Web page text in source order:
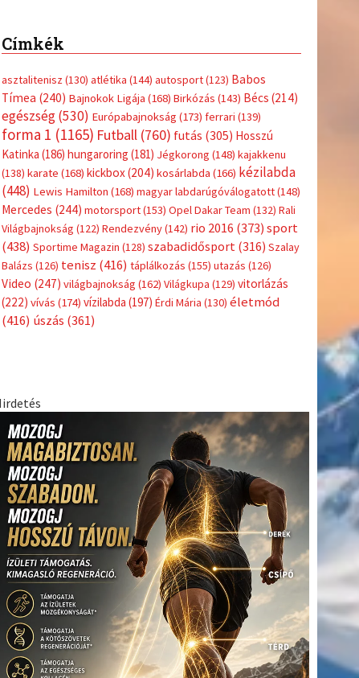
Címkék
asztalitenisz (130) atlétika (144) autosport(123) Babos
Tímea (240) Bajnokok Ligája (168) Birkózás (143) Bécs (214)
egészség(530) Európabajnokság (173) ferrari (139)
forma 1 (1165) Futball(760) futás (305) Hosszú
Katinka (186) hungaroring (181) Jégkorong (148) kajakkenu
(138) karate (168) kickbox(204) kosárlabda (166) kézilabda
(448) Lewis Hamilton (168) magyar labdarúgóválogatott(148)
Mercedes (244) motorsport(153) Opel Dakar Team (132) Rali
Világbajnokság (122) Rendezvény(142) rio 2016 (373) sport
(438) Sportime Magazin (128) szabadidősport (316) Szalay
Balázs (126) tenisz (416) táplálkozás (155) utazás (126)
Video (247) világbajnokság (162) Világkupa (129) vitorlázás
(222) vívás (174) vízilabda (197) Érdi Mária (130) életmód
(416) úszás (361)